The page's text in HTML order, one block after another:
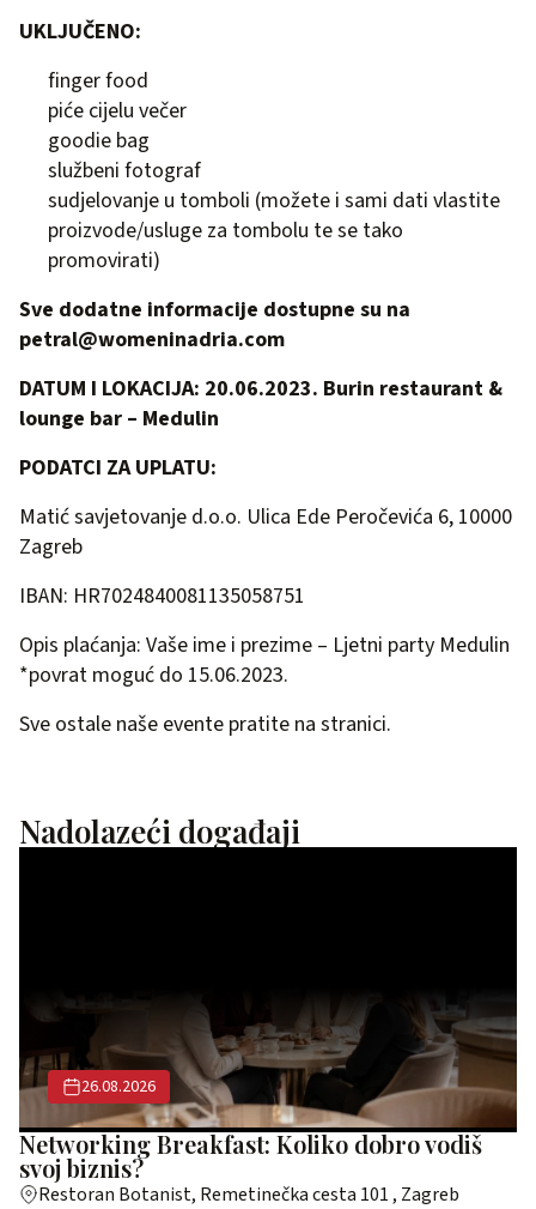
UKLJUČENO:
finger food
piće cijelu večer
goodie bag
službeni fotograf
sudjelovanje u tomboli (možete i sami dati vlastite
proizvode/usluge za tombolu te se tako
promovirati)
Sve dodatne informacije dostupne su na
petral@womeninadria.com
DATUM I LOKACIJA: 20.06.2023. Burin restaurant &
lounge bar – Medulin
PODATCI ZA UPLATU:
Matić savjetovanje d.o.o. Ulica Ede Peročevića 6, 10000
Zagreb
IBAN: HR7024840081135058751
Opis plaćanja: Vaše ime i prezime – Ljetni party Medulin
*povrat moguć do 15.06.2023.
Sve ostale naše evente pratite na stranici.
Nadolazeći događaji
26.08.2026
Networking Breakfast: Koliko dobro vodiš
svoj biznis?
Restoran Botanist, Remetinečka cesta 101 , Zagreb